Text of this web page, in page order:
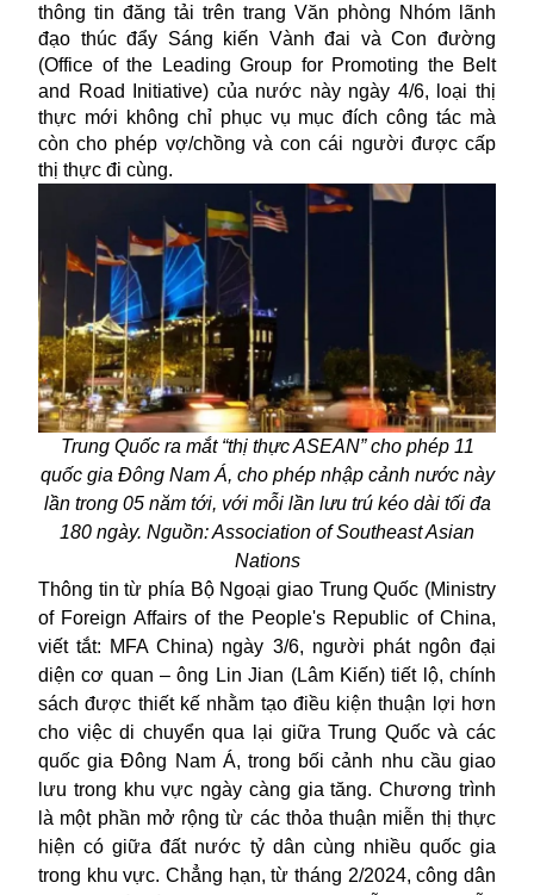
thông tin đăng tải trên trang Văn phòng Nhóm lãnh
đạo thúc đẩy Sáng kiến ​​Vành đai và Con đường
(Office of the Leading Group for Promoting the Belt
and Road Initiative) của nước này ngày 4/6, loại thị
thực mới không chỉ phục vụ mục đích công tác mà
còn cho phép vợ/chồng và con cái người được cấp
thị thực đi cùng.
Trung Quốc ra mắt “thị thực ASEAN” cho phép 11
quốc gia Đông Nam Á, cho phép nhập cảnh nước này
lần trong 05 năm tới, với mỗi lần lưu trú kéo dài tối đa
180 ngày. Nguồn: Association of Southeast Asian
Nations
Thông tin từ phía Bộ Ngoại giao Trung Quốc (Ministry
of Foreign Affairs of the People's Republic of China,
viết tắt: MFA China) ngày 3/6, người phát ngôn đại
diện cơ quan – ông Lin Jian (Lâm Kiến) tiết lộ, chính
sách được thiết kế nhằm tạo điều kiện thuận lợi hơn
cho việc di chuyển qua lại giữa Trung Quốc và các
quốc gia Đông Nam Á, trong bối cảnh nhu cầu giao
lưu trong khu vực ngày càng gia tăng. Chương trình
là một phần mở rộng từ các thỏa thuận miễn thị thực
hiện có giữa đất nước tỷ dân cùng nhiều quốc gia
trong khu vực. Chẳng hạn, từ tháng 2/2024, công dân